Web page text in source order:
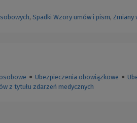
, Spadki Wzory umów i pism, Zmiany
● Ubezpieczenia obowiązkowe ●
z tytułu zdarzeń medycznych